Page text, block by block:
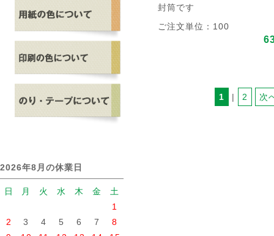
2026年8月の休業日
日 月 火 水 木 金
土
1
2
3 4 5 6 7
8
封筒です
ご注文単位：100
1 | 2 次